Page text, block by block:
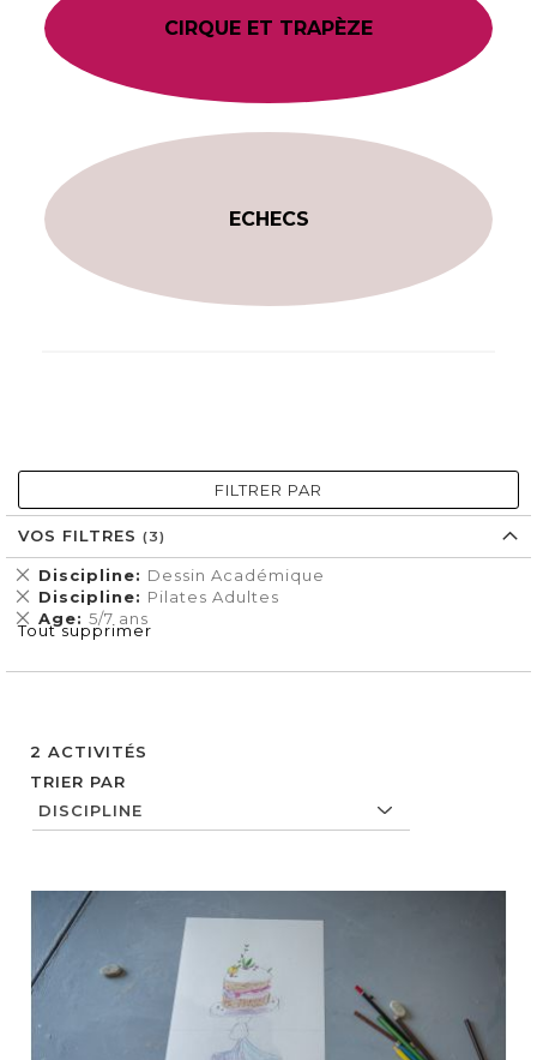
CIRQUE ET TRAPÈZE
ECHECS
2 ACTIVITÉS
TRIER PAR
FILTRER PAR
VOS FILTRES
Discipline Dessin Académique
Supprimer
cet
Élément
Discipline Pilates Adultes
Supprimer
cet
Élément
Age 5/7 ans
Supprimer
cet
Tout supprimer